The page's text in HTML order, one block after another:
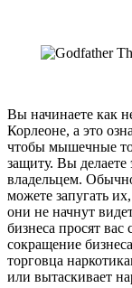
Вы начинаете как
Корлеоне, а это
чтобы мышечные
защиту. Вы делаете
владельцем.
можете запугать
они не начнут
бизнеса просят
сокращение
торговца
или вытаскивает